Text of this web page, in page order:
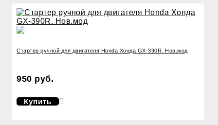
Стартер ручной для двигателя Honda Хонда GX-390R. Нов.мод
950 руб.
Купить